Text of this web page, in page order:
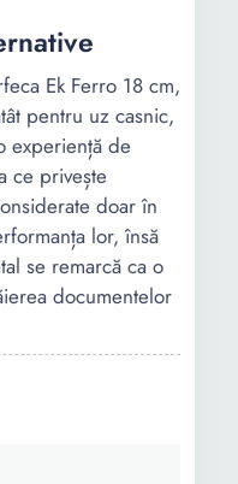
Ek Ferro 18 cm,
pentru uz casnic,
experiență de
ce privește
doar în
lor, însă
se remarcă ca o
documentelor